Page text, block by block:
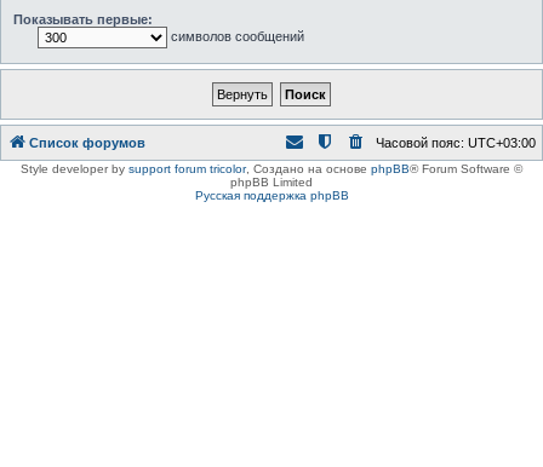
Показывать первые:
символов сообщений
Список форумов Часовой пояс: UTC+03:00
Style developer by support forum tricolor, Создано на основе phpBB® Forum Software ©
phpBB Limited
Русская поддержка phpBB